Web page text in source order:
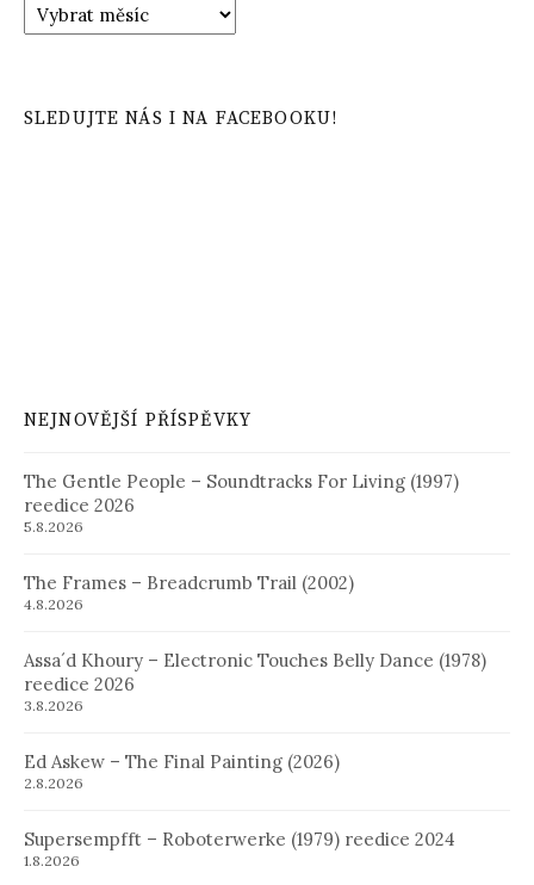
Archiv
příspěvků
SLEDUJTE NÁS I NA FACEBOOKU!
NEJNOVĚJŠÍ PŘÍSPĚVKY
The Gentle People – Soundtracks For Living (1997)
reedice 2026
5.8.2026
The Frames – Breadcrumb Trail (2002)
4.8.2026
Assa´d Khoury – Electronic Touches Belly Dance (1978)
reedice 2026
3.8.2026
Ed Askew – The Final Painting (2026)
2.8.2026
Supersempfft – Roboterwerke (1979) reedice 2024
1.8.2026